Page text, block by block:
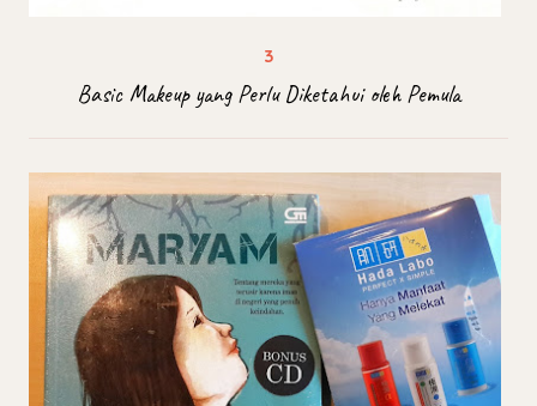
Basic Makeup yang Perlu Diketahui oleh Pemula